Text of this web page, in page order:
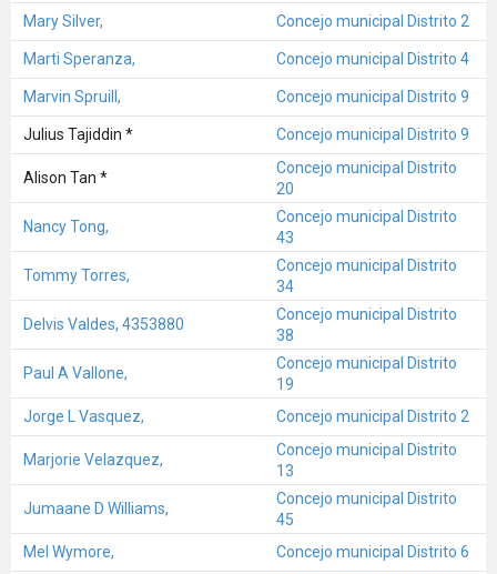
Mary Silver,
Concejo municipal Distrito 2
Marti Speranza, Concejo municipal Distrito 4
Marvin Spruill, Concejo municipal Distrito 9
Julius Tajiddin * Concejo municipal Distrito 9
Alison Tan *
Concejo municipal Distrito
20
Nancy Tong,
Concejo municipal Distrito
43
Tommy Torres,
Concejo municipal Distrito
34
Delvis Valdes, 4353880
Concejo municipal Distrito
38
Paul A Vallone,
Concejo municipal Distrito
19
Jorge L Vasquez,
Concejo municipal Distrito 2
Marjorie Velazquez,
Concejo municipal Distrito
13
Jumaane D Williams,
Concejo municipal Distrito
45
Mel Wymore,
Concejo municipal Distrito 6